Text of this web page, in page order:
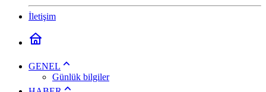
İletişim
GENEL
Günlük bilgiler